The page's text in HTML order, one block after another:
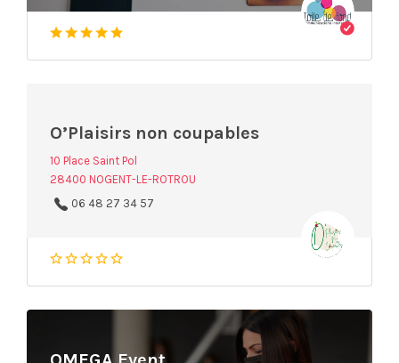
O’Plaisirs non coupables
10 Place Saint Pol
28400 NOGENT-LE-ROTROU
06 48 27 34 57